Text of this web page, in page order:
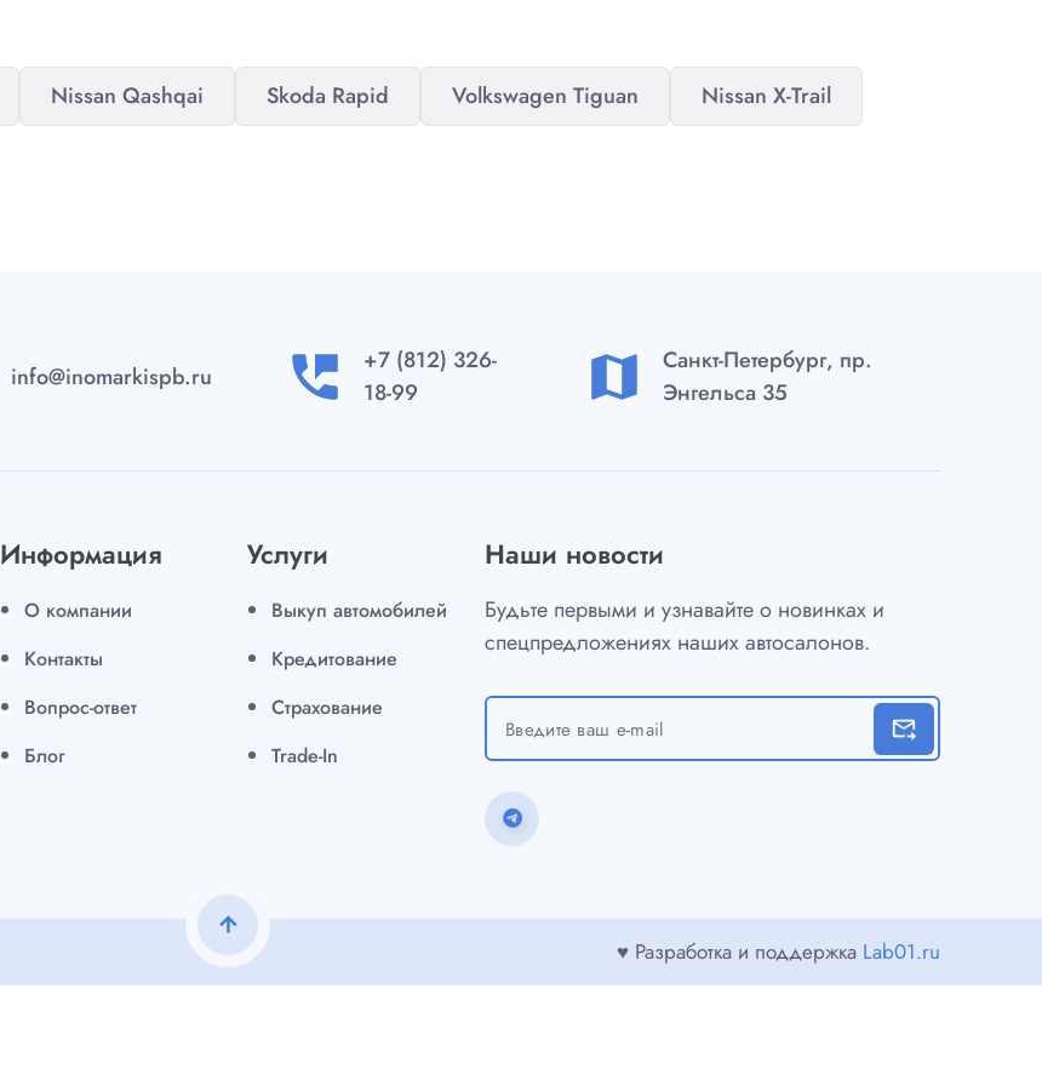
Nissan Qashqai Skoda Rapid Volkswagen Tiguan Nissan X-Trail
info@inomarkispb.ru perm_phone_msg
+7 (812) 326-
18-99
map
Санкт-Петербург, пр.
Энгельса 35
Информация
О компании
Контакты
Вопрос-ответ
Блог
Услуги
Выкуп автомобилей
Кредитование
Страхование
Trade-In
Наши новости
Будьте первыми и узнавайте о новинках и
спецпредложениях наших автосалонов.
forward_to_inbox
arrow_upward
♥ Разработка и поддержка Lab01.ru